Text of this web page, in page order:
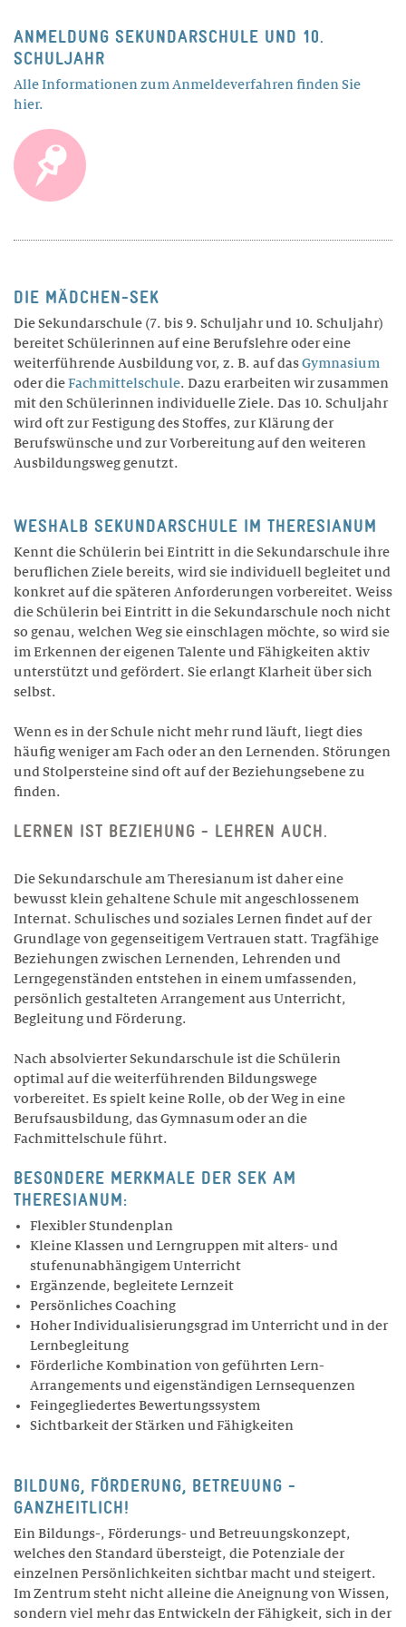
BERATUNG
TARIFE
Wohnen
LEISTUNGEN
TARIFE
Theresianum
ÜBER UNS
Philosophie
Geschichte
Infrastruktur
Zertifikate
Legate / Erbschaften
MITARBEITENDE
Schulleitung
Lehrpersonen
Wohnen
Marketing / Kommunikation
Verwaltung
Agenda
Projekte
Portraits
Anmeldung
Vorstand
ANMELDUNG SEKUNDARSCHULE UND 10.
SCHULJAHR
Alle Informationen zum Anmeldeverfahren finden Sie
hier.
DIE MÄDCHEN-SEK
Die Sekundarschule (7. bis 9. Schuljahr und 10. Schuljahr)
bereitet Schülerinnen auf eine Berufslehre oder eine
weiterführende Ausbildung vor, z. B. auf dasGymnasium
oder dieFachmittelschule. Dazu erarbeiten wir zusammen
mit den Schülerinnen individuelle Ziele. Das 10. Schuljahr
wird oft zur Festigung des Stoffes, zur Klärung der
Berufswünsche und zur Vorbereitung auf den weiteren
Ausbildungsweg genutzt.
WESHALB SEKUNDARSCHULE IM THERESIANUM
Kennt die Schülerin bei Eintritt in die Sekundarschule ihre
beruflichen Ziele bereits, wird sie individuell begleitet und
konkret auf die späteren Anforderungen vorbereitet. Weiss
die Schülerin bei Eintritt in die Sekundarschule noch nicht
so genau, welchen Weg sie einschlagen möchte, so wird sie
im Erkennen der eigenen Talente und Fähigkeiten aktiv
unterstützt und gefördert. Sie erlangt Klarheit über sich
selbst.
Wenn es in der Schule nicht mehr rund läuft, liegt dies
häufig weniger am Fach oder an den Lernenden. Störungen
und Stolpersteine sind oft auf der Beziehungsebene zu
finden.
LERNEN IST BEZIEHUNG - LEHREN AUCH.
Die Sekundarschule am Theresianum ist daher eine
bewusst klein gehaltene Schule mit angeschlossenem
Internat. Schulisches und soziales Lernen findet auf der
Grundlage von gegenseitigem Vertrauen statt. Tragfähige
Beziehungen zwischen Lernenden, Lehrenden und
Lerngegenständen entstehen in einem umfassenden,
persönlich gestalteten Arrangement aus Unterricht,
Begleitung und Förderung.
Nach absolvierter Sekundarschule ist die Schülerin
optimal auf die weiterführenden Bildungswege
vorbereitet. Es spielt keine Rolle, ob der Weg in eine
Berufsausbildung, das Gymnasum oder an die
Fachmittelschule führt.
BESONDERE MERKMALE DER SEK AM
THERESIANUM:
Flexibler Stundenplan
Kleine Klassen und Lerngruppen mit alters- und
stufenunabhängigem Unterricht
Ergänzende, begleitete Lernzeit
Persönliches Coaching
Hoher Individualisierungsgrad im Unterricht und in der
Lernbegleitung
Förderliche Kombination von geführten Lern-
Arrangements und eigenständigen Lernsequenzen
Feingegliedertes Bewertungssystem
Sichtbarkeit der Stärken und Fähigkeiten
BILDUNG, FÖRDERUNG, BETREUUNG -
GANZHEITLICH!
Ein Bildungs-, Förderungs- und Betreuungskonzept,
welches den Standard übersteigt, die Potenziale der
einzelnen Persönlichkeiten sichtbar macht und steigert.
Im Zentrum steht nicht alleine die Aneignung von Wissen,
sondern viel mehr das Entwickeln der Fähigkeit, sich in der